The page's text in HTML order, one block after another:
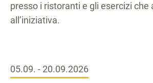
presso i ristoranti e gli esercizi che
all’iniziativa.
05.09. - 20.09.2026